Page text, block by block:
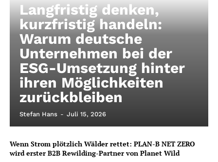
Langfristig denken,
kurzfristig handeln:
Warum deutsche
Unternehmen bei der
ESG-Umsetzung hinter
ihren Möglichkeiten
zurückbleiben
Stefan Hans - Juli 15, 2026
Wenn Strom plötzlich Wälder rettet: PLAN-B NET ZERO
wird erster B2B Rewilding-Partner von Planet Wild